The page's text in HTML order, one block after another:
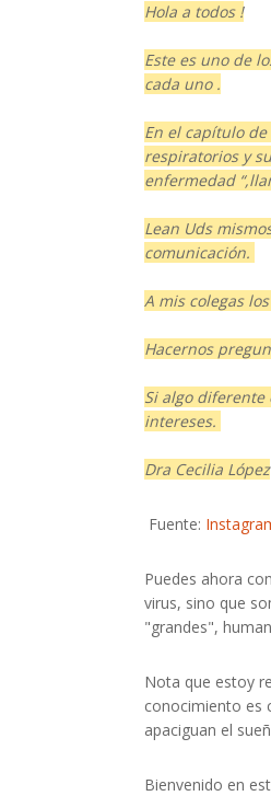
Hola a todos !
Este es uno de
cada uno .
En el capítulo
respiratorios y
enfermedad
Lean Uds
comunicación.
A mis colegas
Hacernos
Si algo diferente
intereses.
Dra Cecilia López
Fuente:
Puedes ahora
virus, sino que
"grandes",
Nota que estoy
conocimiento es
apaciguan el
Bienvenido en